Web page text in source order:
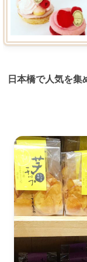
日本橋で人気を集